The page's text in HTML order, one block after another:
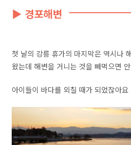
▶ 경포해변
첫 날의 강릉 휴가의 마지막은 역시나
왔는데 해변을 거니는 것을 빼먹으면
아이들이 바다를 외칠 때가 되었잖아요